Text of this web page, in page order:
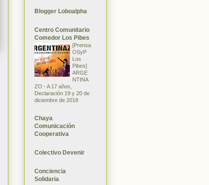
Blogger Loboalpha
Centro Comunitario
Comedor Los Pibes
[Prensa
OSyP
Los
Pibes]
ARGE
NTINA
ZO - A 17 años,
Declaración 19 y 20 de
diciembre de 2018
Chaya
Comunicación
Cooperativa
Colectivo Devenir
Conciencia
Solidaria